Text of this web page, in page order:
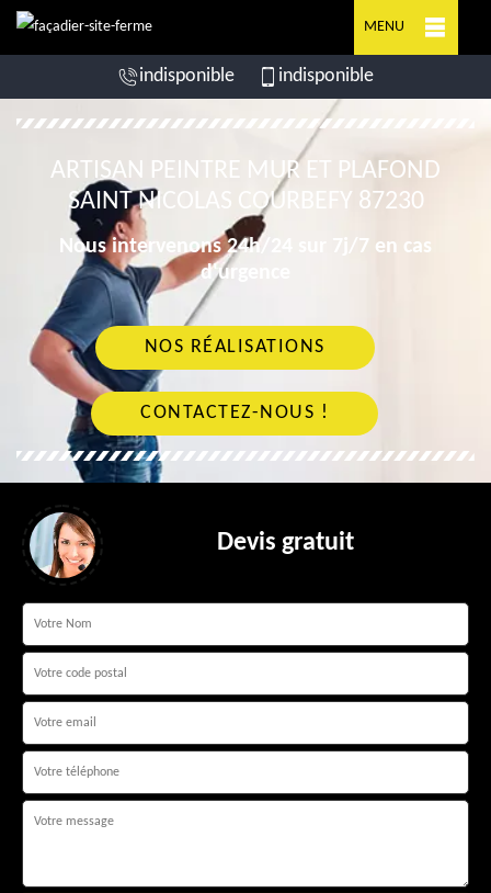
MENU
indisponible indisponible
ARTISAN PEINTRE MUR ET PLAFOND
SAINT NICOLAS COURBEFY 87230
Nous intervenons 24h/24 sur 7j/7 en cas
d'urgence
NOS RÉALISATIONS
CONTACTEZ-NOUS !
Devis gratuit